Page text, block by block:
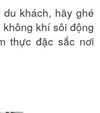
khách, hãy ghé
khí sôi động
thực đặc sắc nơi